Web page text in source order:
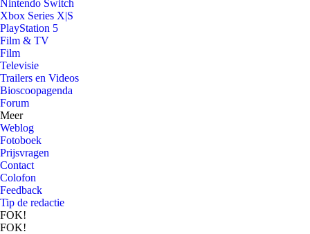
Nintendo Switch
Xbox Series X|S
PlayStation 5
Film & TV
Film
Televisie
Trailers en Videos
Bioscoopagenda
Forum
Meer
Weblog
Fotoboek
Prijsvragen
Contact
Colofon
Feedback
Tip de redactie
FOK!
FOK!